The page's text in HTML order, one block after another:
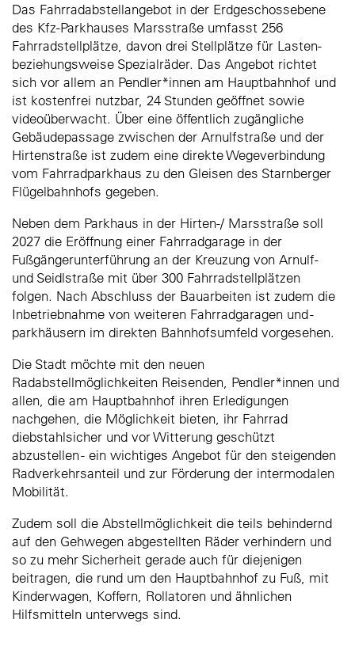
Das Fahrradabstellangebot in der Erdgeschossebene
des Kfz-Parkhauses Marsstraße umfasst 256
Fahrradstellplätze, davon drei Stellplätze für Lasten-
beziehungsweise Spezialräder. Das Angebot richtet
sich vor allem an Pendler*innen am Hauptbahnhof und
ist kostenfrei nutzbar, 24 Stunden geöffnet sowie
videoüberwacht. Über eine öffentlich zugängliche
Gebäudepassage zwischen der Arnulfstraße und der
Hirtenstraße ist zudem eine direkte Wegeverbindung
vom Fahrradparkhaus zu den Gleisen des Starnberger
Flügelbahnhofs gegeben.
Neben dem Parkhaus in der Hirten-/ Marsstraße soll
2027 die Eröffnung einer Fahrradgarage in der
Fußgängerunterführung an der Kreuzung von Arnulf-
und Seidlstraße mit über 300 Fahrradstellplätzen
folgen. Nach Abschluss der Bauarbeiten ist zudem die
Inbetriebnahme von weiteren Fahrradgaragen und -
parkhäusern im direkten Bahnhofsumfeld vorgesehen.
Die Stadt möchte mit den neuen
Radabstellmöglichkeiten Reisenden, Pendler*innen und
allen, die am Hauptbahnhof ihren Erledigungen
nachgehen, die Möglichkeit bieten, ihr Fahrrad
diebstahlsicher und vor Witterung geschützt
abzustellen - ein wichtiges Angebot für den steigenden
Radverkehrsanteil und zur Förderung der intermodalen
Mobilität.
Zudem soll die Abstellmöglichkeit die teils behindernd
auf den Gehwegen abgestellten Räder verhindern und
so zu mehr Sicherheit gerade auch für diejenigen
beitragen, die rund um den Hauptbahnhof zu Fuß, mit
Kinderwagen, Koffern, Rollatoren und ähnlichen
Hilfsmitteln unterwegs sind.